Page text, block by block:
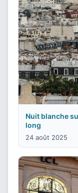
Nuit blanche
long
24 août 2025